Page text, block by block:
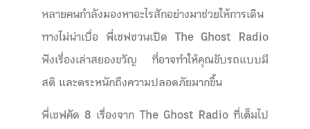
หลายคนกำลังมองหาอะไรสักอย่างมาช่วยให้การเดิน
ทางไม่น่าเบื่อ พี่เชฟชวนเปิด The Ghost Radio
ฟังเรื่องเล่าสยองขวัญ ที่อาจทำให้คุณขับรถแบบมี
สติ และตระหนักถึงความปลอดภัยมากขึ้น
พี่เชฟคัด 8 เรื่องจาก The Ghost Radioที่เต็มไป